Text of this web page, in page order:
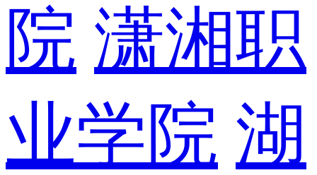
院 潇湘职
业学院 湖